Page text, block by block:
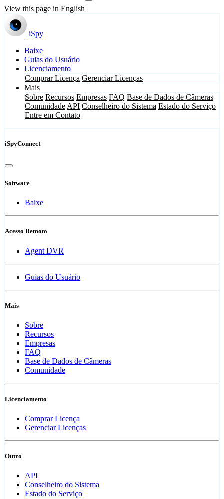
View this page in English
iSpy
Baixe
Guias do Usuário
Licenciamento
Comprar Licença Gerenciar Licenças
Mais
Sobre Recursos Empresas FAQ Base de Dados de Câmeras
Comunidade API Conselheiro do Sistema Estado do Serviço
Entre em Contato
iSpyConnect
Software
Baixe
Acesso Remoto
Agent DVR
Guias do Usuário
Mais
Sobre
Recursos
Empresas
FAQ
Base de Dados de Câmeras
Comunidade
Licenciamento
Comprar Licença
Gerenciar Licenças
Outro
API
Conselheiro do Sistema
Estado do Serviço